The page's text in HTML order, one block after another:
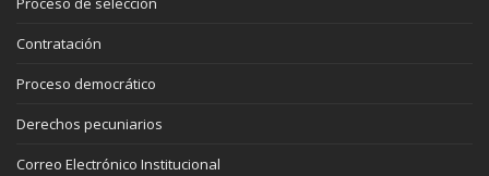
Contratación
Proceso democrático
Derechos pecuniarios
Correo Electrónico Institucional